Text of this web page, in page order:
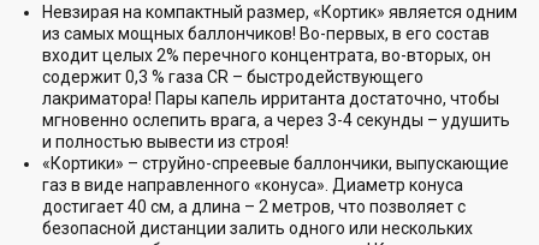
Невзирая на компактный размер, «Кортик» является одним
из самых мощных баллончиков! Во-первых, в его состав
входит целых 2% перечного концентрата, во-вторых, он
содержит 0,3 % газа CR – быстродействующего
лакриматора! Пары капель ирританта достаточно, чтобы
мгновенно ослепить врага, а через 3-4 секунды – удушить
и полностью вывести из строя!
«Кортики» – струйно-спреевые баллончики, выпускающие
газ в виде направленного «конуса». Диаметр конуса
достигает 40 см, а длина – 2 метров, что позволяет с
безопасной дистанции залить одного или нескольких